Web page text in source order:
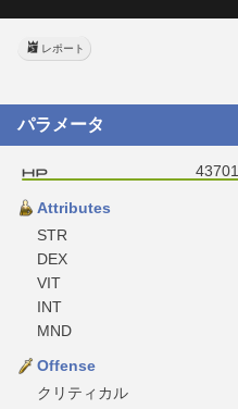
レポート
パラメータ
43701
Attributes
STR
DEX
VIT
INT
MND
Offense
クリティカル